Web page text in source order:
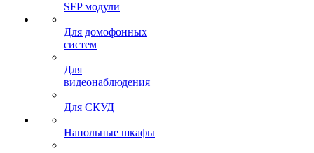
SFP модули
Для домофонных
систем
Для
видеонаблюдения
Для СКУД
Напольные шкафы